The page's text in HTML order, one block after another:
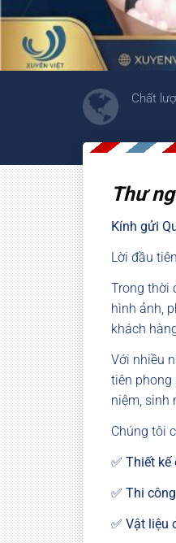
Chất
Thư
Kính gửi
Lời đầu
Trong thời
hình ảnh,
khách
Với nhiều
tiên phong
niệm, sinh
Chúng tôi
✅ Thiết
✅ Thi
✅ Vật liệu